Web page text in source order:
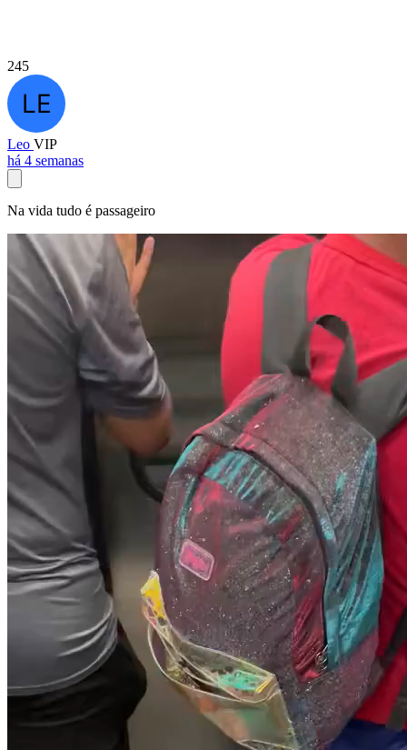
245
Leo VIP
há 4 semanas
Na vida tudo é passageiro